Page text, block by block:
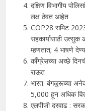
दक्षिण विभागीय
लक्ष ठेवत आहेत
COP28 समिट 2023
सहकार्यासाठी उत्सुक
म्हणतात; 4 भाषणे
काँग्रेसच्या अच्छे
राऊत
भारत: बंगळुरूच्या
5,000 हून अधिक
एलपीजी दरवाढ :